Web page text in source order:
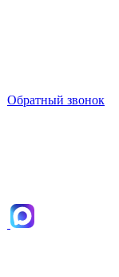
Обратный звонок